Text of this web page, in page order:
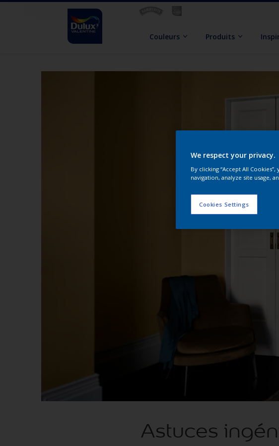
Couleurs Produits
Astuces
We respect your privacy.
By clicking “Accept All
navigation, analyze site usage,
Cookies Settings